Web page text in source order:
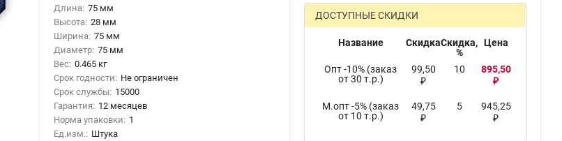
Длина: 75 мм
Высота: 28 мм
Ширина: 75 мм
Диаметр: 75 мм
Вес: 0.465 кг
Срок годности: Не ограничен
Срок службы: 15000
Гарантия: 12 месяцев
Норма упаковки: 1
Ед.изм.: Штука
ДОСТУПНЫЕ СКИДКИ
Название СкидкаСкидка,
%
Цена
Опт -10% (заказ
от 30 т.р.)
99,50
₽
10 895,50
₽
М.опт -5% (заказ
от 10 т.р.)
49,75
₽
5 945,25
₽